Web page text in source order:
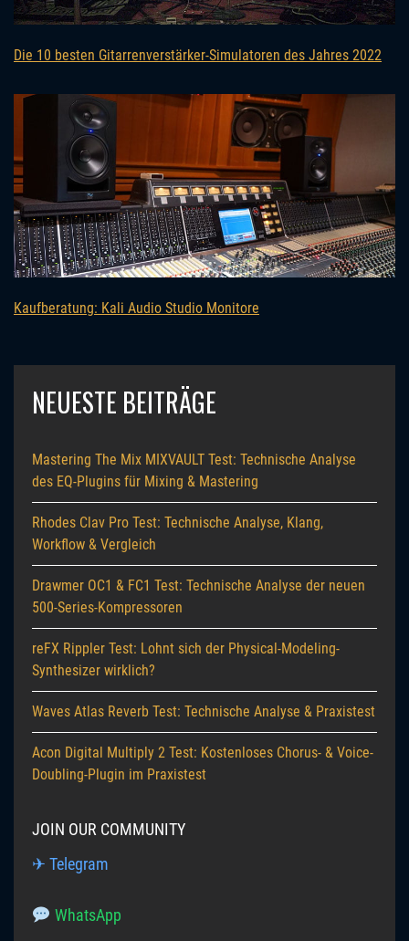
Die 10 besten Gitarrenverstärker-Simulatoren des Jahres 2022
Kaufberatung: Kali Audio Studio Monitore
NEUESTE BEITRÄGE
Mastering The Mix MIXVAULT Test: Technische Analyse
des EQ-Plugins für Mixing & Mastering
Rhodes Clav Pro Test: Technische Analyse, Klang,
Workflow & Vergleich
Drawmer OC1 & FC1 Test: Technische Analyse der neuen
500-Series-Kompressoren
reFX Rippler Test: Lohnt sich der Physical-Modeling-
Synthesizer wirklich?
Waves Atlas Reverb Test: Technische Analyse & Praxistest
Acon Digital Multiply 2 Test: Kostenloses Chorus- & Voice-
Doubling-Plugin im Praxistest
JOIN OUR COMMUNITY
✈ Telegram
WhatsApp